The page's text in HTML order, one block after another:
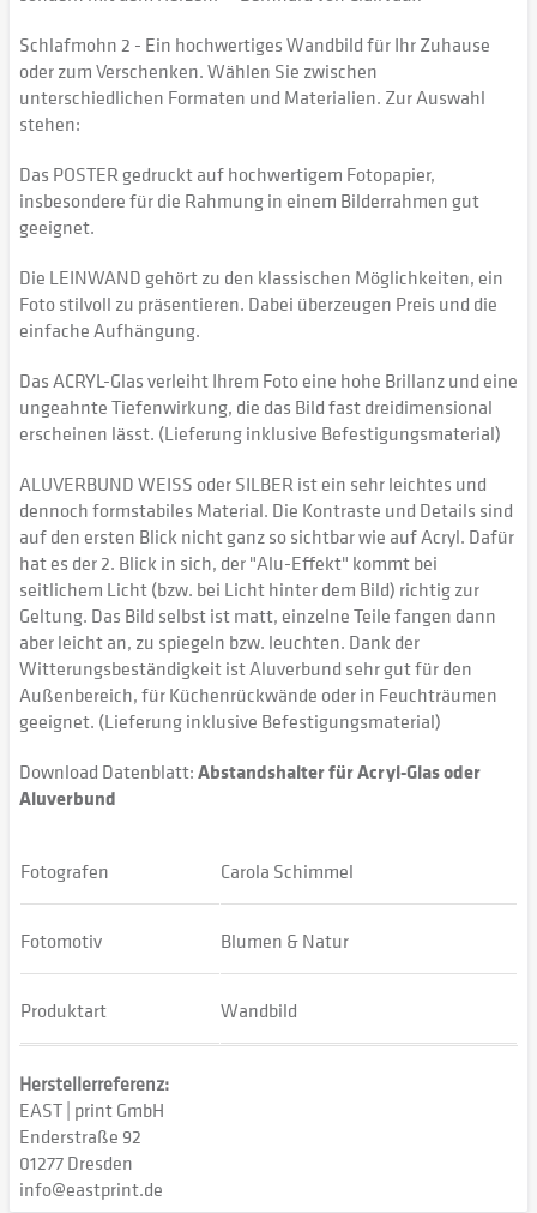
Schlafmohn 2 - Ein hochwertiges Wandbild für Ihr Zuhause
oder zum Verschenken. Wählen Sie zwischen
unterschiedlichen Formaten und Materialien. Zur Auswahl
stehen:
Das POSTER gedruckt auf hochwertigem Fotopapier,
insbesondere für die Rahmung in einem Bilderrahmen gut
geeignet.
Die LEINWAND gehört zu den klassischen Möglichkeiten, ein
Foto stilvoll zu präsentieren. Dabei überzeugen Preis und die
einfache Aufhängung.
Das ACRYL-Glas verleiht Ihrem Foto eine hohe Brillanz und eine
ungeahnte Tiefenwirkung, die das Bild fast dreidimensional
erscheinen lässt. (Lieferung inklusive Befestigungsmaterial)
ALUVERBUND WEISS oder SILBER ist ein sehr leichtes und
dennoch formstabiles Material. Die Kontraste und Details sind
auf den ersten Blick nicht ganz so sichtbar wie auf Acryl. Dafür
hat es der 2. Blick in sich, der "Alu-Effekt" kommt bei
seitlichem Licht (bzw. bei Licht hinter dem Bild) richtig zur
Geltung. Das Bild selbst ist matt, einzelne Teile fangen dann
aber leicht an, zu spiegeln bzw. leuchten. Dank der
Witterungsbeständigkeit ist Aluverbund sehr gut für den
Außenbereich, für Küchenrückwände oder in Feuchträumen
geeignet. (Lieferung inklusive Befestigungsmaterial)
Download Datenblatt:Abstandshalter für Acryl-Glas oder
Aluverbund
Fotografen Carola Schimmel
Fotomotiv Blumen & Natur
Produktart Wandbild
Herstellerreferenz:
EAST | print GmbH
Enderstraße 92
01277 Dresden
info@eastprint.de